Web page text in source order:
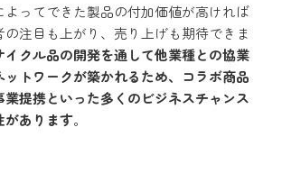
よってできた製品の付加価値が高ければ
注目も上がり、売り上げも期待できま
イクル品の開発を通して他業種との協業
ットワークが築かれるため、コラボ商品
業提携といった多くのビジネスチャンス
があります。